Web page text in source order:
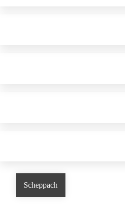
Scheppach